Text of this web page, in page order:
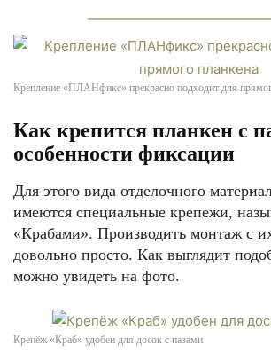
Крепление «ПЛАНфикс» прекрасно подходит для
Как крепится планкен с
особенности фиксации
Для этого вида отделочного
имеются специальные крепежи,
«Крабами». Производить монтаж с
довольно просто. Как выглядит
можно увидеть на фото.
Крепёж «Краб» удобен для досок с пазами